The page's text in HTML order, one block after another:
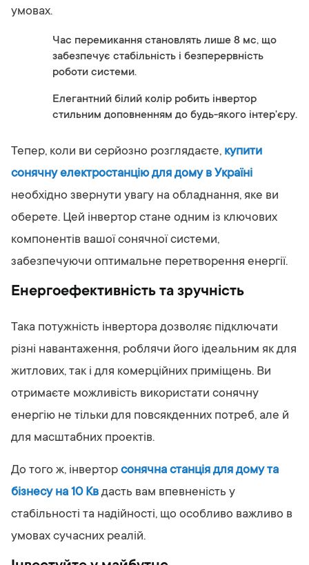
умовах.
Час перемикання становлять лише 8 мс, що
забезпечує стабільність і безперервність
роботи системи.
Елегантний білий колір робить інвертор
стильним доповненням до будь-якого інтер'єру.
Тепер, коли ви серйозно розглядаєте, купити
сонячну електростанцію для дому в Україні
необхідно звернути увагу на обладнання, яке ви
оберете. Цей інвертор стане одним із ключових
компонентів вашої сонячної системи,
забезпечуючи оптимальне перетворення енергії.
Енергоефективність та зручність
Така потужність інвертора дозволяє підключати
різні навантаження, роблячи його ідеальним як для
житлових, так і для комерційних приміщень. Ви
отримаєте можливість використати сонячну
енергію не тільки для повсякденних потреб, але й
для масштабних проектів.
До того ж, інвертор сонячна станція для дому та
бізнесу на 10 Кв дасть вам впевненість у
стабільності та надійності, що особливо важливо в
умовах сучасних реалій.